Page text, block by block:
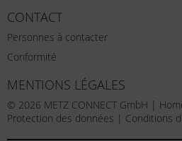
CONTACT
Personnes à contacter
Conformité
MENTIONS LÉGALES
© 2026 METZ CONNECT GmbH |
Protection des données | Conditions